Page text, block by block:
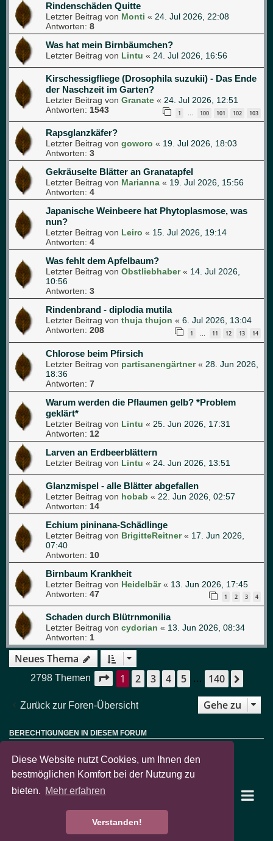
Diese Website nutzt Cookies, um Ihnen den
bestmöglichen Komfort bei der Nutzung zu
bieten. Mehr erfahren
Verstanden!
Rindenschäden Quitte
Letzter Beitrag von Monti « 24. Jul 2026, 22:08
Antworten: 8
Was hat mein Birnbäumchen?
Letzter Beitrag von Lintu « 24. Jul 2026, 16:56
Kirschessigfliege (Drosophila suzukii) - Das Ende
der Naschzeit im Garten?
Letzter Beitrag von Granate « 24. Jul 2026, 12:51
Antworten: 1543 1 … 100 101 102 103
Rapsglanzkäfer?
Letzter Beitrag von goworo « 19. Jul 2026, 18:03
Antworten: 3
Gekräuselte Blätter an Granatapfel
Letzter Beitrag von Marianna « 19. Jul 2026, 15:56
Antworten: 4
Japanische Weinbeere hat Phytoplasmose, was
nun?
Letzter Beitrag von Leiro « 15. Jul 2026, 19:14
Antworten: 4
Was fehlt dem Apfelbaum?
Letzter Beitrag von Obstliebhaber« 14. Jul 2026,
10:56
Antworten: 3
Rindenbrand - diplodia mutila
Letzter Beitrag von thuja thujon « 6. Jul 2026, 13:04
Antworten: 208 1 11 12 13 14
Chlorose beim Pfirsich
Letzter Beitrag von partisanengärtner« 28. Jun 2026,
18:36
Antworten: 7
Warum werden die Pflaumen gelb? *Problem
geklärt*
Letzter Beitrag von Lintu « 25. Jun 2026, 17:31
Antworten: 12
Larven an Erdbeerblättern
Letzter Beitrag von Lintu « 24. Jun 2026, 13:51
Glanzmispel - alle Blätter abgefallen
Letzter Beitrag von hobab « 22. Jun 2026, 02:57
Antworten: 14
Echium pininana-Schädlinge
Letzter Beitrag von BrigitteReitner« 17. Jun 2026,
07:40
Antworten: 10
Birnbaum Krankheit
Letzter Beitrag von Heidelbär« 13. Jun 2026, 17:45
Antworten: 47 1 2 3 4
Schaden durch Blütrnmonilia
Letzter Beitrag von cydorian « 13. Jun 2026, 08:34
Antworten: 1
Neues Thema
2798 Themen Seite 1von 140
1 2 3 4 5 … 140
Zurück zur Foren-Übersicht Gehe zu
BERECHTIGUNGEN IN DIESEM FORUM
Sie dürfen Ihre Beiträge in diesem Forumnichtändern.
Sie dürfenkeineDateianhänge in diesem Forum erstellen.
garten-pur Portal
Powered byphpBB® Forum Software © phpBB Limited
phpBB.de